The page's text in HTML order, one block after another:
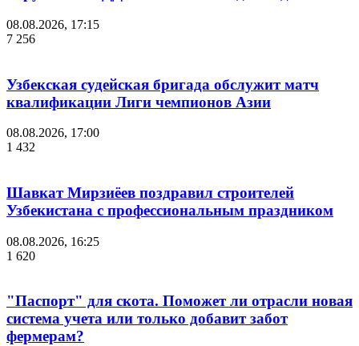
08.08.2026, 17:15
7 256
Узбекская судейская бригада обслужит матч
квалификации Лиги чемпионов Азии
08.08.2026, 17:00
1 432
Шавкат Мирзиёев поздравил строителей
Узбекистана с профессиональным праздником
08.08.2026, 16:25
1 620
"Паспорт" для скота. Поможет ли отрасли новая
система учета или только добавит забот
фермерам?